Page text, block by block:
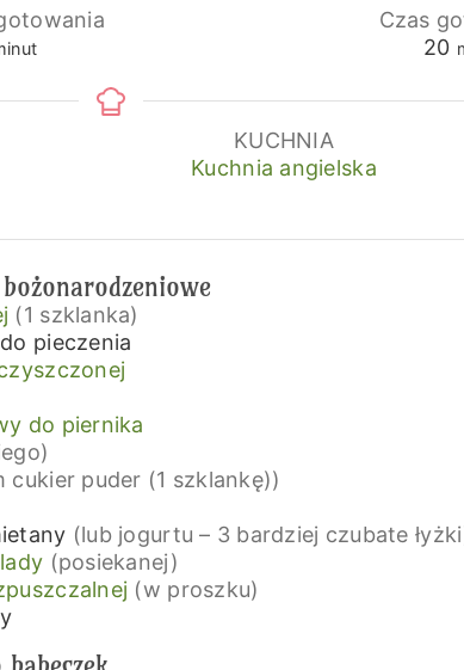
Czas
20
KUCHNIA
Kuchnia angielska
(1 szklanka)
pieczenia
do piernika
cukier puder (1 szklankę))
(lub jogurtu – 3 bardziej czubate
(posiekanej)
(w proszku)